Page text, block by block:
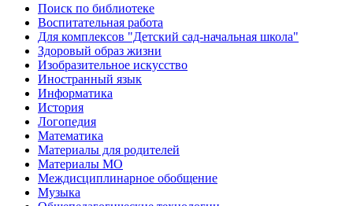
Поиск по библиотеке
Воспитательная работа
Для комплексов "Детский сад-начальная школа"
Здоровый образ жизни
Изобразительное искусство
Иностранный язык
Информатика
История
Логопедия
Математика
Материалы для родителей
Материалы МО
Междисциплинарное обобщение
Музыка